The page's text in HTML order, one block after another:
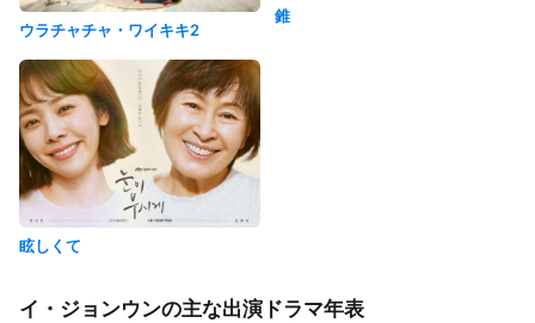
ウラチャチャ・ワイキキ2
錐
眩しくて
イ・ジョンウンの主な出演ドラマ年表